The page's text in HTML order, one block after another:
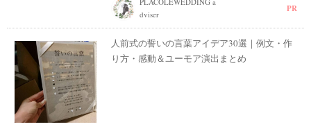
dviser
PR
人前式の誓いの言葉アイデア30選｜例文・作
り方・感動＆ユーモア演出まとめ